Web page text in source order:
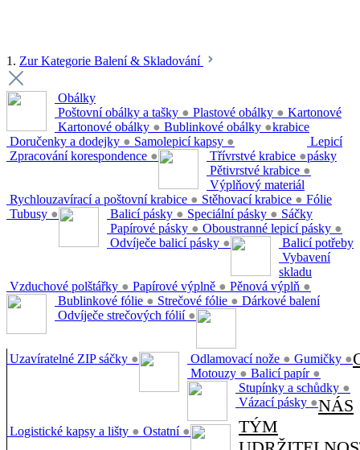
1. Zur Kategorie Balení & Skladování
Obálky
Poštovní obálky a tašky ● Plastové obálky ●
Kartonové obálky ● Bublinkové obálky ●
Doručenky a dodejky ● Samolepicí kapsy ●
Zpracování korespondence ●
Kartonové
krabice
Třívrstvé krabice ●
Pětivrstvé krabice ●
Rychlouzavírací a poštovní krabice ● Stěhovací krabice ●
Tubusy ●
Lepicí
pásky
Balicí pásky ● Speciální pásky ●
Papírové pásky ● Oboustranné lepicí pásky ●
Odvíječe balicí pásky ●
Výplňový materiál
Vzduchové polštářky ● Papírové výplně ● Pěnová výplň ●
Fólie
Bublinkové fólie ● Strečové fólie ●
Odvíječe strečových fólií ●
Sáčky
Uzavíratelné ZIP sáčky ●
Balicí potřeby
Odlamovací nože ● Gumičky ●
Motouzy ● Balicí papír ●
Vybavení
skladu
Stupínky a schůdky ●
Vázací pásky ●
Logistické kapsy a lišty ● Ostatní ●
Dárkové balení
NÁS
TÝM